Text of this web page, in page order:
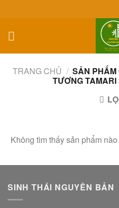
content
TRANG CHỦ / SẢN
TƯƠNG TAMARI
Không tìm thấy sản phẩm
SINH THÁI NGUYÊN BẢN